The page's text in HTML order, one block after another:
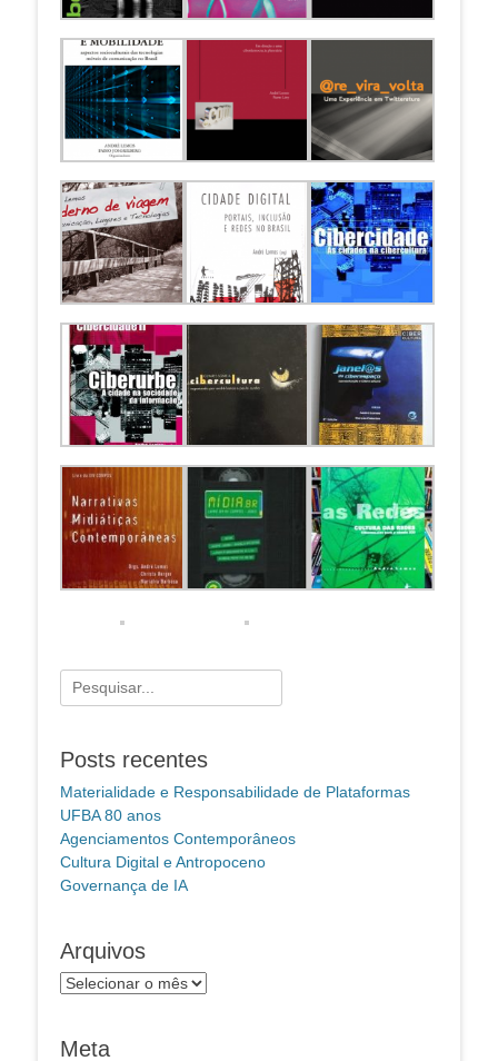
Pesquisar
por:
Posts recentes
Materialidade e Responsabilidade de Plataformas
UFBA 80 anos
Agenciamentos Contemporâneos
Cultura Digital e Antropoceno
Governança de IA
Arquivos
Arquivos
Meta